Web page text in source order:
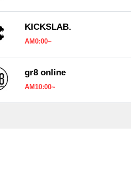
KICKSLAB.
AM0:00~
gr8 online
AM10:00~